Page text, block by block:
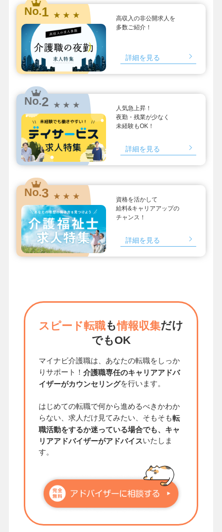
No.1 ★ ★ ★
高収入の非公開求人を
多数ご紹介！
詳細を見る
No.2 ★ ★ ★
人気急上昇！
夜勤・残業が少なく
未経験もOK！
詳細を見る
No.3 ★ ★ ★
資格を活かして
給料&キャリアアップの
チャンス！
詳細を見る
スピード転職も情報収集だけ
でもOK
マイナビ介護職は、あなたの転職をしっか
りサポート！ 介護職専任のキャリアアドバ
イザーがカウンセリングを行います。
はじめての転職で何から進めるべきかわか
らない、求人だけ見てみたい、そもそも転
職活動をするか迷っている場合でも、キャ
リアアドバイザーがアドバイスいたしま
す。